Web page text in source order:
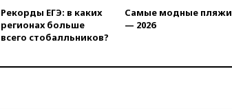
рейсы в Абу-Даби
14:52
Турция, Саудовская
Аравия и Пакистан
альянс
Рекорды ЕГЭ: в каких
регионах больше
всего стобалльников?
Самые модные пляжи
— 2026